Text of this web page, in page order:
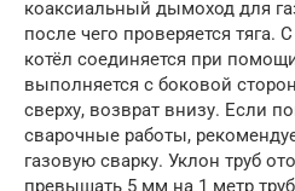
коаксиальный дымоход для
после чего проверяется тяга.
котёл соединяется при
выполняется с боковой
сверху, возврат внизу. Если
сварочные работы,
газовую сварку. Уклон труб
превышать 5 мм на 1 метр